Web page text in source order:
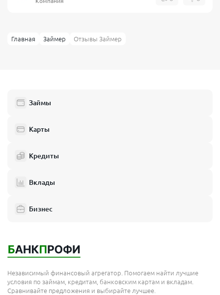
Главная Займер Отзывы Займер
Займы
Карты
Кредиты
Вклады
Бизнес
Независимый финансовый агрегатор. Помогаем найти лучшие
условия по займам, кредитам, банковским картам и вкладам.
Сравнивайте предложения и выбирайте лучшее.